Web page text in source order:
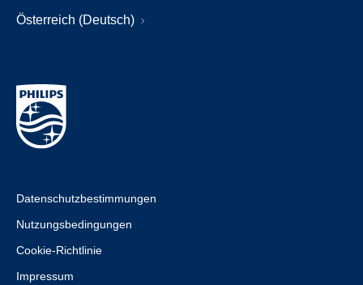
Österreich (Deutsch)
Datenschutzbestimmungen
Nutzungsbedingungen
Cookie-Richtlinie
Impressum